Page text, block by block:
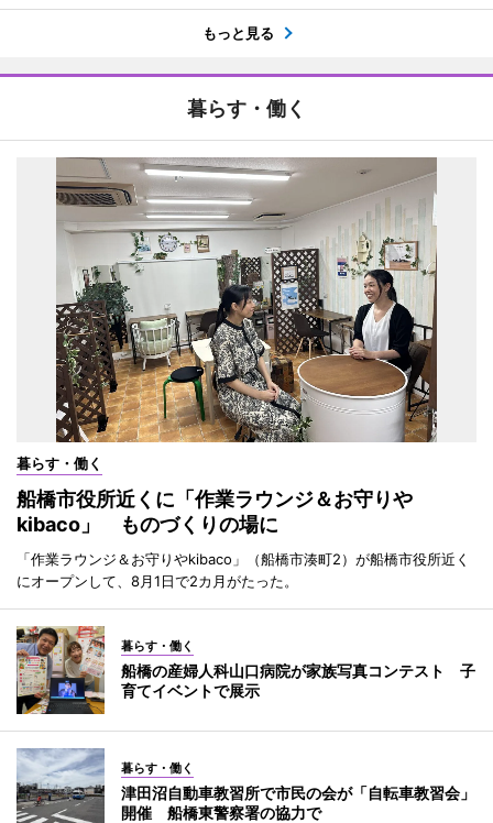
もっと見る
暮らす・働く
暮らす・働く
船橋市役所近くに「作業ラウンジ＆お守りや
kibaco」 ものづくりの場に
「作業ラウンジ＆お守りやkibaco」（船橋市湊町2）が船橋市役所近く
にオープンして、8月1日で2カ月がたった。
暮らす・働く
船橋の産婦人科山口病院が家族写真コンテスト 子
育てイベントで展示
暮らす・働く
津田沼自動車教習所で市民の会が「自転車教習会」
開催 船橋東警察署の協力で